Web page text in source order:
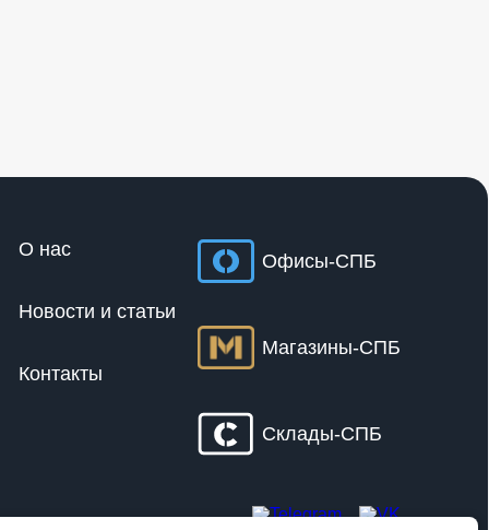
О нас
Новости и статьи
Контакты
Офисы-СПБ
Магазины-СПБ
Склады-СПБ